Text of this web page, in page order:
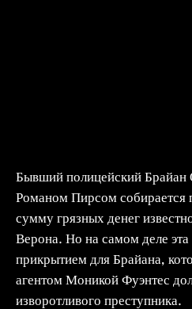
Бывший полицейский Брайан
Романом Пирсом собирается
сумму грязных денег
Верона. Но на самом деле эта
прикрытием для Брайана,
агентом Моникой Фуэнтес
изворотливого преступника.